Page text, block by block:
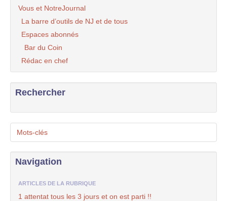
Vous et NotreJournal
La barre d’outils de NJ et de tous
Espaces abonnés
Bar du Coin
Rédac en chef
Rechercher
Mots-clés
Navigation
ARTICLES DE LA RUBRIQUE
1 attentat tous les 3 jours et on est parti !!